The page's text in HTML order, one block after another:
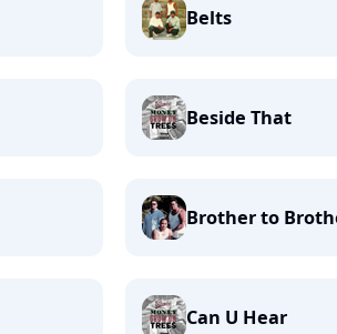
Belts
Beside That
Brother to
Can U Hear